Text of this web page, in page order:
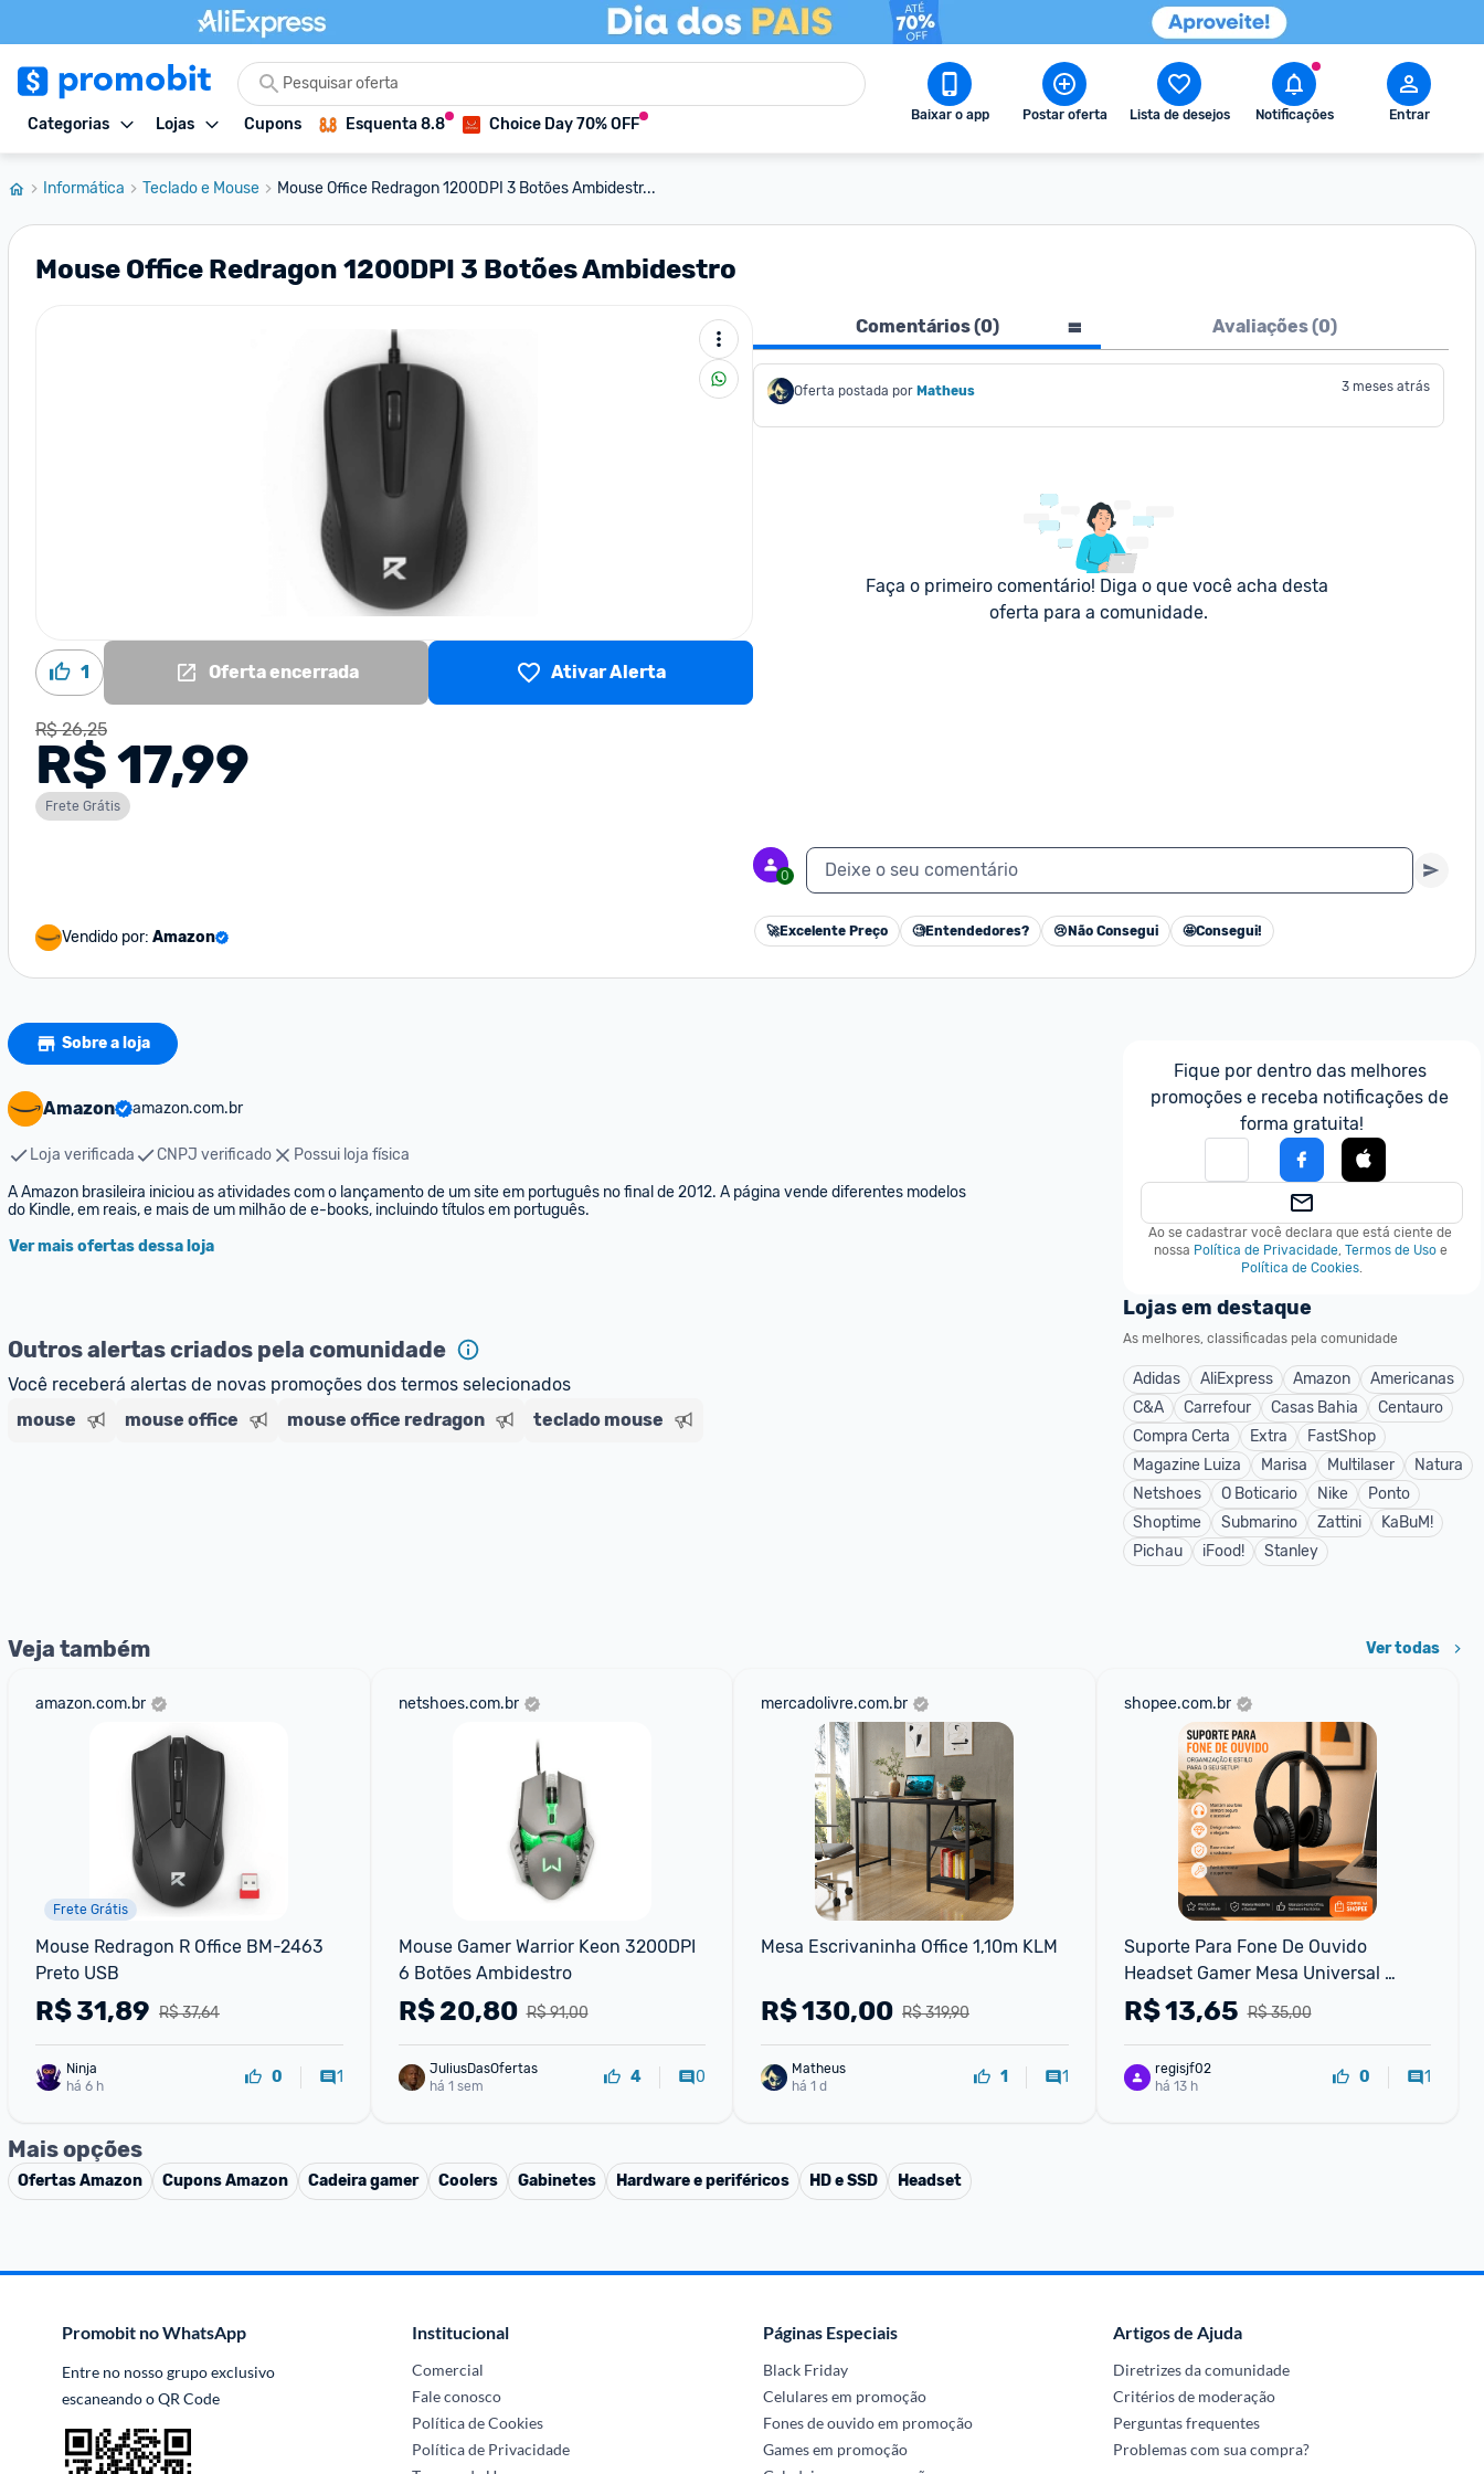
Categorias Lojas Cupons Esquenta 8.8 Choice Day 70% OFF Baixar o app Postar oferta Lista de desejos Notificações Entrar
Informática Teclado e Mouse Mouse Office Redragon 1200DPI 3 Botões Ambidestr...
Mouse Office Redragon 1200DPI 3 Botões Ambidestro
1 Oferta encerrada Ativar Alerta
R$ 26,25
R$ 17,99
Frete Grátis
Vendido por: Amazon
Comentários (0) Avaliações (0)
Oferta postada por Matheus 3 meses atrás
Faça o primeiro comentário! Diga o que você acha desta
oferta para a comunidade.
0 Deixe o seu comentário
🚀Excelente Preço 🧐Entendedores? 😢 Não Consegui 🤩Consegui!
Sobre a loja
Amazon amazon.com.br
Loja verificada CNPJ verificado
Possui loja física
A Amazon brasileira iniciou as atividades com o lançamento de um site em português no final de 2012. A página vende diferentes modelos
do Kindle, em reais, e mais de um milhão de e-books, incluindo títulos em português.
Ver mais ofertas dessa loja
Outros alertas criados pela comunidade
Você receberá alertas de novas promoções dos termos selecionados
mouse
mouse office mouse office redragon teclado mouse
Fique por dentro das melhores
promoções e receba notificações de
forma gratuita!
Ao se cadastrar você declara que está ciente de
nossa Política de Privacidade, Termos de Uso e
Política de Cookies.
Lojas em destaque
As melhores, classificadas pela comunidade
Adidas AliExpress Amazon
Americanas
C&A
Carrefour Casas Bahia
Centauro
Compra Certa
Extra
FastShop
Magazine Luiza
Marisa Multilaser
Natura
Netshoes
O Boticario Nike
Ponto
Shoptime
Submarino Zattini
KaBuM!
Pichau
iFood! Stanley
Veja também Ver todas
amazon.com.br
Frete Grátis
Mouse Redragon R Office BM-2463
Preto USB
R$ 37,64
R$31,89
há 6 h
0 1
netshoes.com.br
Mouse Gamer Warrior Keon 3200DPI
6 Botões Ambidestro
R$ 91,00
R$20,80
JuliusDasOfertas
há 1 sem
4 0
mercadolivre.com.br
Mesa Escrivaninha Office 1,10m KLM
R$ 319,90
R$130,00
Matheus
há 1 d
1 1
shopee.com.br
Suporte Para Fone De Ouvido
Headset Gamer Mesa Universal
Organizador Escritório Home Office
R$ 35,00
R$13,65
regisjf02
há 13 h
0 1
Mais opções
OfertasAmazon CuponsAmazon Cadeira gamer Coolers Gabinetes Hardware e periféricos HD e SSD Headset
Promobit no WhatsApp
Entre no nosso grupo exclusivo
escaneando o QR Code
Institucional
Comercial
Fale conosco
Política de Cookies
Política de Privacidade
Páginas Especiais
Black Friday
Celulares em promoção
Fones de ouvido em promoção
Games em promoção
Artigos de Ajuda
Diretrizes da comunidade
Critérios de moderação
Perguntas frequentes
Problemas com sua compra?